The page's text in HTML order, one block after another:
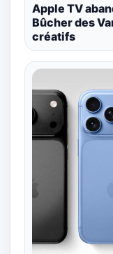
Apple TV
Bûcher des
créatifs